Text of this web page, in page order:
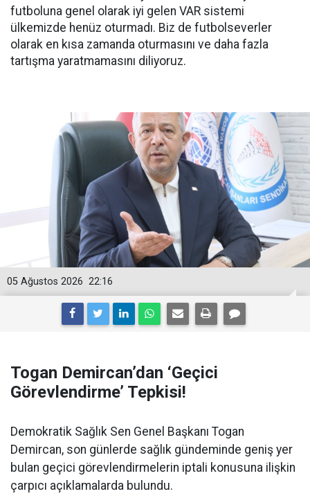
futboluna genel olarak iyi gelen VAR sistemi
ülkemizde henüz oturmadı. Biz de futbolseverler
olarak en kısa zamanda oturmasını ve daha fazla
tartışma yaratmamasını diliyoruz.
22:16
05 Ağustos 2026
Togan Demircan’dan ‘Geçici
Görevlendirme’ Tepkisi!
Demokratik Sağlık Sen Genel Başkanı Togan
Demircan, son günlerde sağlık gündeminde geniş yer
bulan geçici görevlendirmelerin iptali konusuna ilişkin
çarpıcı açıklamalarda bulundu.